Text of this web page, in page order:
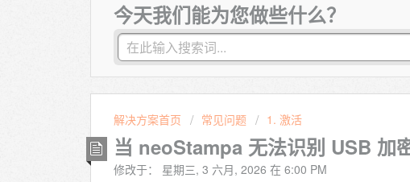
今天我们能为您做些什么？
解决方案首页 常见问题 1. 激活
当 neoStampa 无法识别 USB 加
修改于： 星期三, 3 六月, 2026 在 6:00 PM